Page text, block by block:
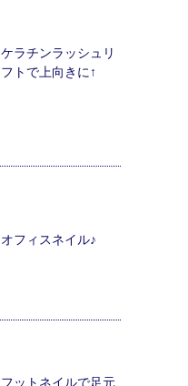
ケラチンラッシュリ
フトで上向きに↑
オフィスネイル♪
フットネイルで足元